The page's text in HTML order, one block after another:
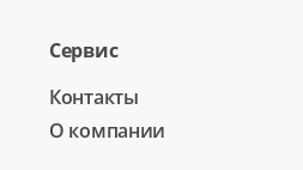
Сервис
Контакты
О компании